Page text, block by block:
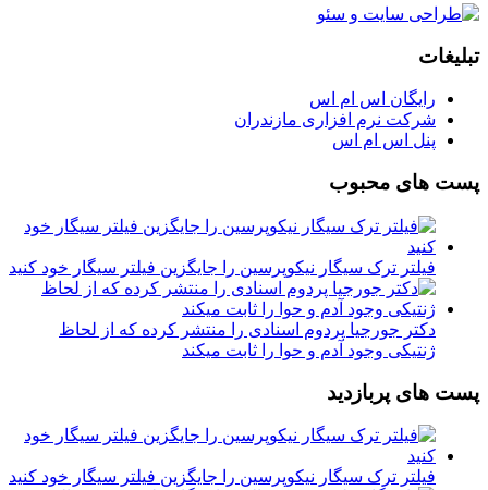
تبلیغات
رایگان اس ام اس
شرکت نرم افزاری مازندران
پنل اس ام اس
پست های محبوب
فیلتر ترک سیگار نیکوپرسین را جایگزین فیلتر سیگار خود کنید
دکتر جورجیا پردوم اسنادی را منتشر کرده که از لحاظ
ژنتیکی وجود آدم و حوا را ثابت میکند
پست های پربازدید
فیلتر ترک سیگار نیکوپرسین را جایگزین فیلتر سیگار خود کنید